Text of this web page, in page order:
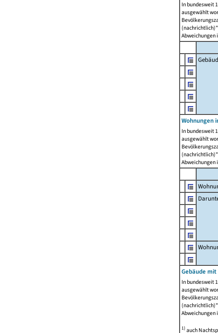
In bundesweit
ausgewählt
Abweichungen
Wohnungen
In bundesweit
ausgewählt
Abweichungen
Gebäude
In bundesweit
ausgewählt
Abweichungen
1)auch